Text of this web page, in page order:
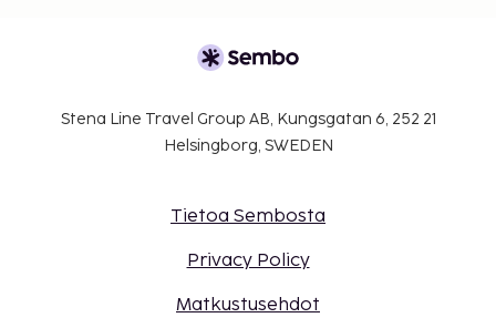
Stena Line Travel Group AB, Kungsgatan 6, 252 21
Helsingborg, SWEDEN
Tietoa Sembosta
Privacy Policy
Matkustusehdot